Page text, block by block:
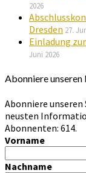
2026
Dresden 27.
Einladung
Juni 2026
Abonniere
Abonniere
neusten
Abonnenten: 614.
Vorname
Nachname